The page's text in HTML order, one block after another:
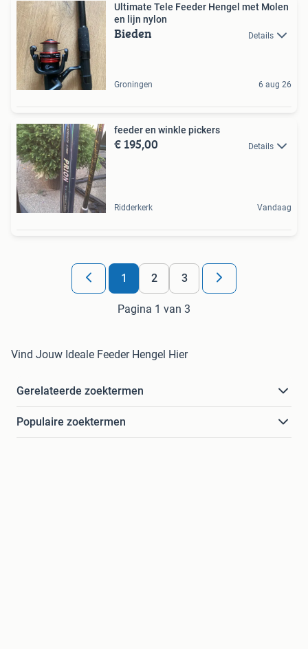
Ultimate Tele Feeder Hengel met Molen
en lijn nylon
Bieden Details
Groningen 6 aug 26
feeder en winkle pickers
€ 195,00 Details
Ridderkerk Vandaag
1 2 3
Pagina 1 van 3
Vind Jouw Ideale Feeder Hengel Hier
Gerelateerde zoektermen
Populaire zoektermen